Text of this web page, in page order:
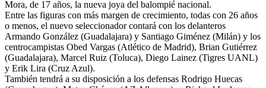
Mora, de 17 años, la nueva joya del balompié nacional.
Entre las figuras con más margen de crecimiento, todas con 26 años
o menos, el nuevo seleccionador contará con los delanteros
Armando González (Guadalajara) y Santiago Giménez (Milán) y los
centrocampistas Obed Vargas (Atlético de Madrid), Brian Gutiérrez
(Guadalajara), Marcel Ruiz (Toluca), Diego Lainez (Tigres UANL)
y Erik Lira (Cruz Azul).
También tendrá a su disposición a los defensas Rodrigo Huecas